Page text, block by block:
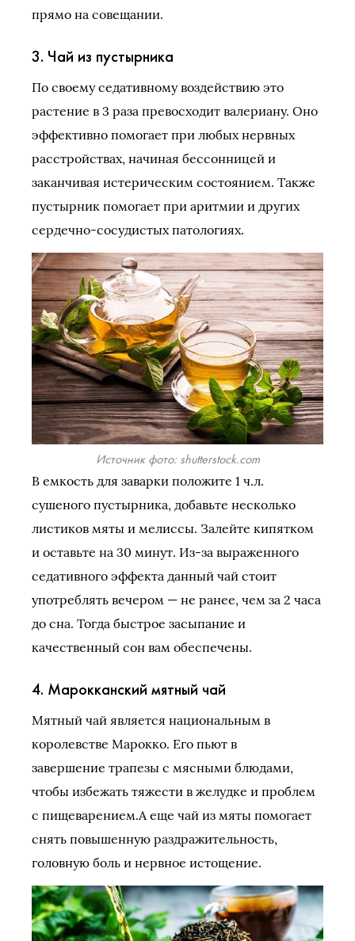
прямо на совещании.
3. Чай из пустырника
По своему седативному воздействию это
растение в 3 раза превосходит валериану. Оно
эффективно помогает при любых нервных
расстройствах, начиная бессонницей и
заканчивая истерическим состоянием. Также
пустырник помогает при аритмии и других
сердечно-сосудистых патологиях.
Источник фото: shutterstock.com
В емкость для заварки положите 1 ч.л.
сушеного пустырника, добавьте несколько
листиков мяты и мелиссы. Залейте кипятком
и оставьте на 30 минут. Из-за выраженного
седативного эффекта данный чай стоит
употреблять вечером — не ранее, чем за 2 часа
до сна. Тогда быстрое засыпание и
качественный сон вам обеспечены.
4. Марокканский мятный чай
Мятный чай является национальным в
королевстве Марокко. Его пьют в
завершение трапезы с мясными блюдами,
чтобы избежать тяжести в желудке и проблем
с пищеварением.А еще чай из мяты помогает
снять повышенную раздражительность,
головную боль и нервное истощение.